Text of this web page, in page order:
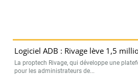
Logiciel ADB : Rivage lève 1,5
La proptech Rivage, qui développe une
pour les administrateurs de...